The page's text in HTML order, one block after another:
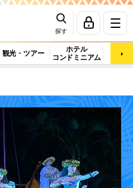
探す
観光・ツアー
ホテル
コンドミニアム
マッ